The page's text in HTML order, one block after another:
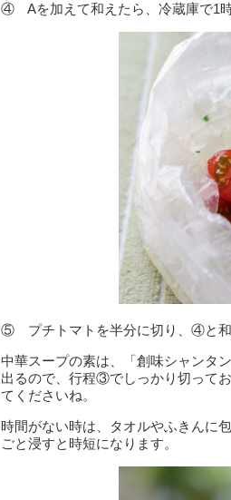
④ Aを加えて和えたら、冷蔵庫で1時
⑤ プチトマトを半分に切り、④と和
中華スープの素は、「創味シャンタ
出るので、行程③でしっかり切って
てくださいね。
時間がない時は、タオルやふきんに
ごと浸すと時短になります。